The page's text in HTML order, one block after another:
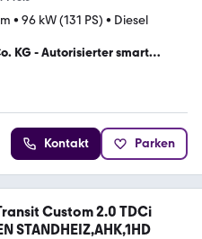
• 96 kW (131 PS) • Diesel
KG - Autorisierter smart
Kontakt Parken
Custom 2.0 TDCi
STANDHEIZ,AHK,1HD